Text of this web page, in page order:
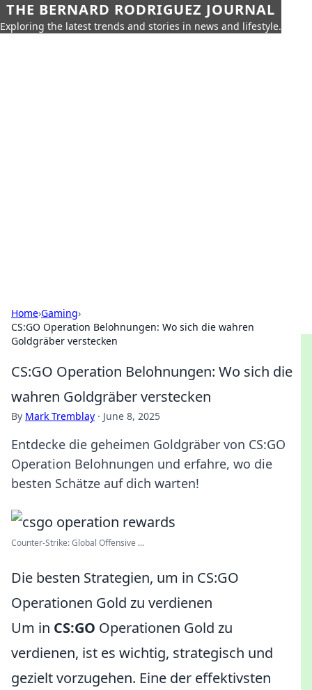
THE BERNARD RODRIGUEZ JOURNAL
Exploring the latest trends and stories in news and lifestyle.
Home›Gaming›
CS:GO Operation Belohnungen: Wo sich die wahren
Goldgräber verstecken
CS:GO Operation Belohnungen: Wo sich die
wahren Goldgräber verstecken
By Mark Tremblay · June 8, 2025
Entdecke die geheimen Goldgräber von CS:GO
Operation Belohnungen und erfahre, wo die
besten Schätze auf dich warten!
Counter-Strike: Global Offensive ...
Die besten Strategien, um in CS:GO
Operationen Gold zu verdienen
Um in CS:GO Operationen Gold zu
verdienen, ist es wichtig, strategisch und
gezielt vorzugehen. Eine der effektivsten